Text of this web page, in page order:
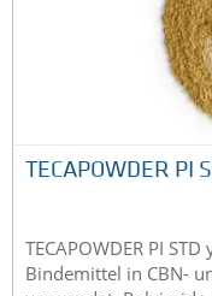
TECAPOWDER
TECAPOWDER PI
Bindemittel in CBN-